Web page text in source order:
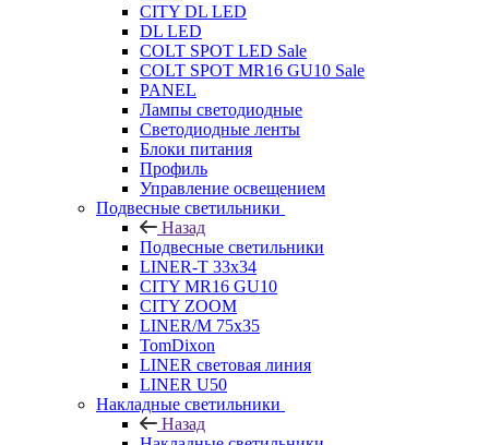
CITY DL LED
DL LED
COLT SPOT LED Sale
COLT SPOT MR16 GU10 Sale
PANEL
Лампы светодиодные
Светодиодные ленты
Блоки питания
Профиль
Управление освещением
Подвесные светильники
Назад
Подвесные светильники
LINER-T 33x34
CITY MR16 GU10
CITY ZOOM
LINER/M 75х35
TomDixon
LINER световая линия
LINER U50
Накладные светильники
Назад